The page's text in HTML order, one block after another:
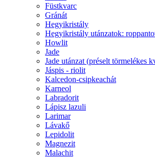
Füstkvarc
Gránát
Hegyikristály
Hegyikristály utánzatok:
Howlit
Jade
Jade utánzat (préselt törmelékes
Jáspis - riolit
Kalcedon-csipkeachát
Karneol
Labradorit
Lápisz lazuli
Larimar
Lávakő
Lepidolit
Magnezit
Malachit